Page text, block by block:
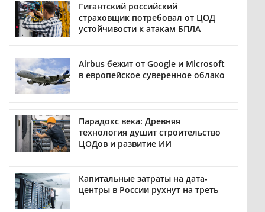
Гигантский российский
страховщик потребовал от ЦОД
устойчивости к атакам БПЛА
Airbus бежит от Google и Microsoft
в европейское суверенное облако
Парадокс века: Древняя
технология душит строительство
ЦОДов и развитие ИИ
Капитальные затраты на дата-
центры в России рухнут на треть